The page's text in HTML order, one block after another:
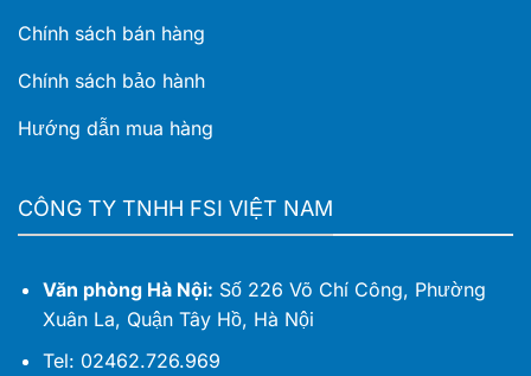
Chính sách bán hàng
Chính sách bảo hành
Hướng dẫn mua hàng
CÔNG TY TNHH FSI VIỆT NAM
Văn phòng Hà Nội: Số 226 Võ Chí Công, Phường
Xuân La, Quận Tây Hồ, Hà Nội
Tel: 02462.726.969